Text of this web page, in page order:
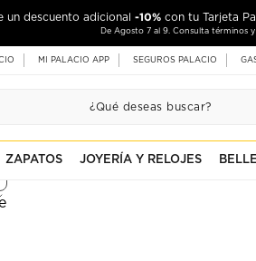
un descuento adicional -10% con tu Tarjeta
De Agosto 7 al 9. Consulta términos
MI PALACIO APP SEGUROS PALACIO
ZAPATOS JOYERÍA Y RELOJES